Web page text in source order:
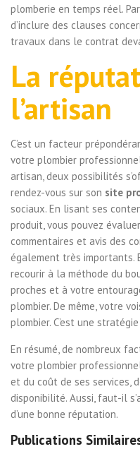
plomberie en temps réel.
d’inclure des clauses
travaux dans le contrat
La
l’artisan
C’est un facteur
votre plombier
artisan, deux possibilités
rendez-vous sur son site
sociaux. En lisant ses
produit, vous pouvez évaluer
commentaires et avis des
également très importants.
recourir à la méthode du
proches et à votre
plombier. De même, votre
plombier. C’est une
En résumé, de nombreux
votre plombier
et du coût de ses services,
disponibilité. Aussi, faut-il
d’une bonne réputation.
Publications